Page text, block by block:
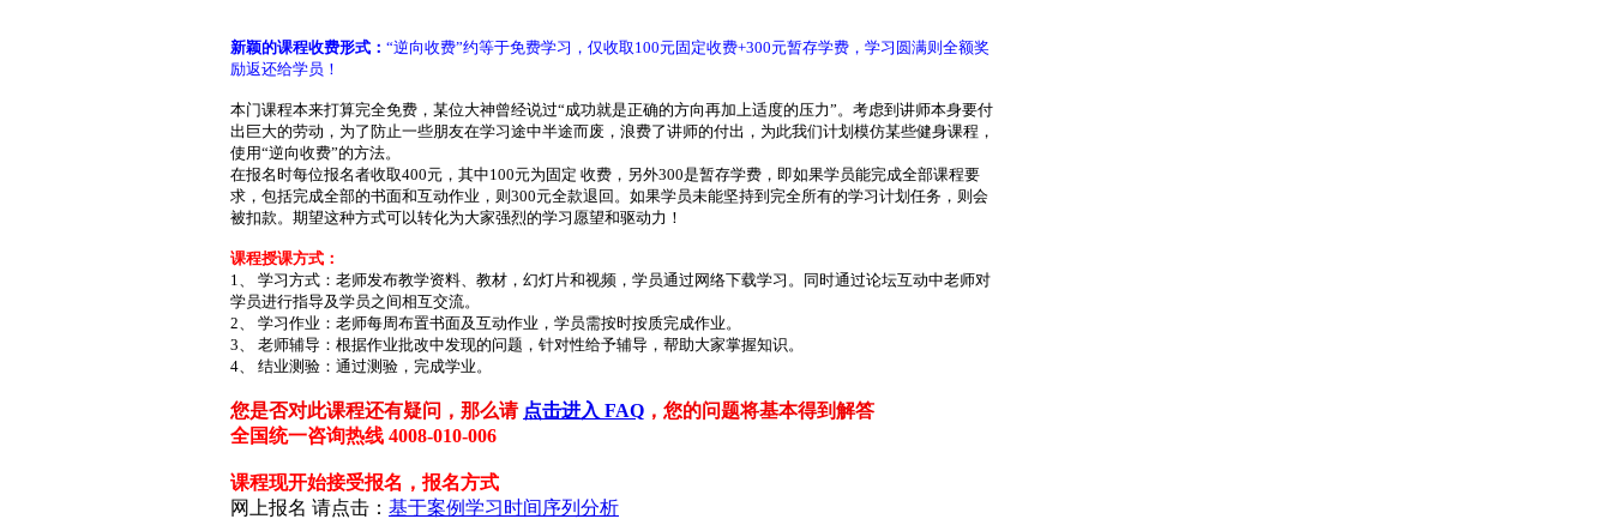
新颖的课程收费形式： “逆向收费”约等于免费学习，仅收取100元固定收费+300元暂存学费，学习圆满则全额奖
励返还给学员！
本门课程本来打算完全免费，某位大神曾经说过“成功就是正确的方向再加上适度的压力”。考虑到讲师本身要付
出巨大的劳动，为了防止一些朋友在学习途中半途而废，浪费了讲师的付出，为此我们计划模仿某些健身课程，
使用“逆向收费”的方法。
在报名时每位报名者收取400元，其中100元为固定 收费 ，另外300是暂存学费，即如果学员能完成全部课程要
求，包括完成全部的书面和互动作业，则300元全款退回。如果学员未能坚持到完全所有的学习计划任务，则会
被扣款。期望这种方式可以转化为大家强烈的学习愿望和驱动力！
课程授课方式：
1、 学习方式：老师发布教学资料、教材，幻灯片和视频，学员通过网络下载学习。同时通过论坛互动中老师对
学员进行指导及学员之间相互交流。
2、 学习作业：老师每周布置书面及互动作业，学员需按时按质完成作业。
3、 老师辅导：根据作业批改中发现的问题，针对性给予辅导，帮助大家掌握知识。
4、 结业测验：通过测验，完成学业。
您是否对此课程还有疑问，那么请 点击进入 FAQ ，您的问题将基本得到解答
全国统一咨询热线 4008-010-006
课程现开始接受报名，报名方式
网上报名 请点击： 基于案例学习时间序列分析